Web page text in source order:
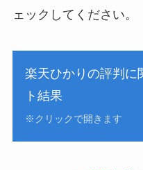
ェックしてください。
楽天ひかりの評判に
ト結果
※クリックで開きます